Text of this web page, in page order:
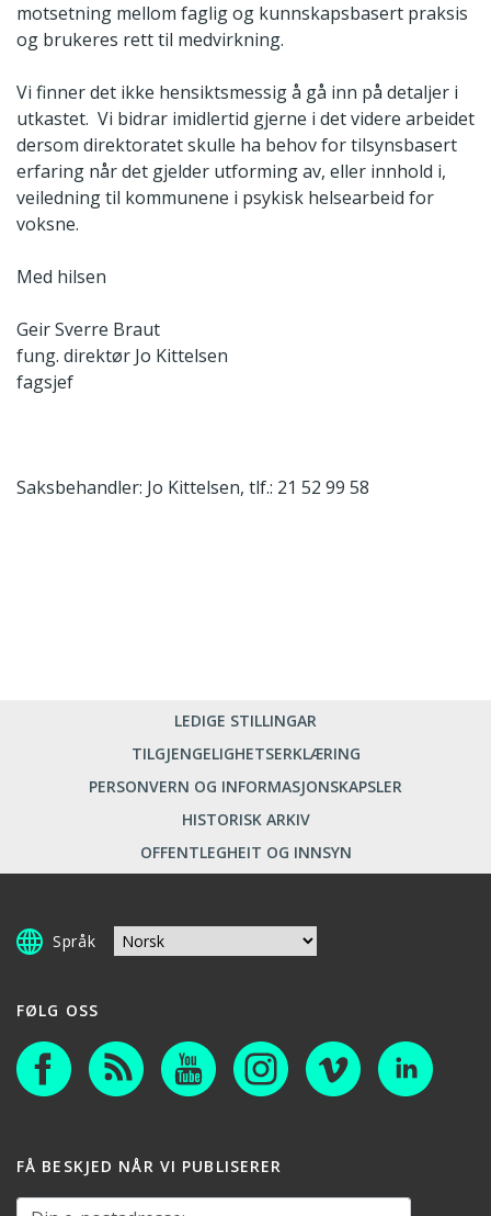
motsetning mellom faglig og kunnskapsbasert praksis
og brukeres rett til medvirkning.
Vi finner det ikke hensiktsmessig å gå inn på detaljer i
utkastet. Vi bidrar imidlertid gjerne i det videre arbeidet
dersom direktoratet skulle ha behov for tilsynsbasert
erfaring når det gjelder utforming av, eller innhold i,
veiledning til kommunene i psykisk helsearbeid for
voksne.
Med hilsen
Geir Sverre Braut
fung. direktør Jo Kittelsen
fagsjef
Saksbehandler: Jo Kittelsen, tlf.: 21 52 99 58
LEDIGE STILLINGAR
TILGJENGELIGHETSERKLÆRING
PERSONVERN OG INFORMASJONSKAPSLER
HISTORISK ARKIV
OFFENTLEGHEIT OG INNSYN
Språk
FØLG OSS
FÅ BESKJED NÅR VI PUBLISERER
Din e-postadresse: